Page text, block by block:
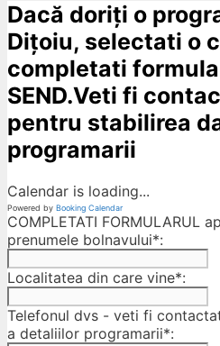
Dacă doriți o
Dițoiu, selectati o
completati
SEND.Veti fi
pentru stabilirea
programarii
Calendar is loading...
Powered by Booking Calendar
COMPLETATI FORMULARUL
prenumele bolnavului*:
Localitatea din care vine*:
Telefonul dvs - veti fi
a detaliilor programarii*: